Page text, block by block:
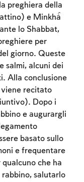
preghiera della
e Minkĥà
lo Shabbat,
per
giorno. Queste
salmi, alcuni dei
Alla conclusione
recitato
Dopo i
e augurargli
basato sullo
e frequentare
che ha
salutarlo
need